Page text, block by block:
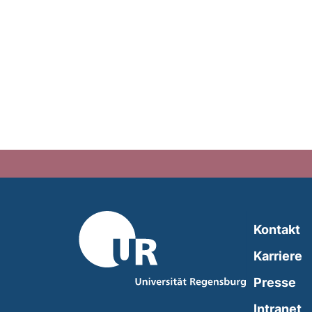
Kontakt
Karriere
Presse
Intranet